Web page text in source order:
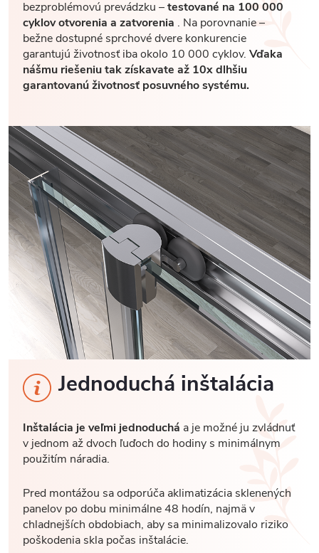
bezproblémovú prevádzku –testované na 100 000
cyklov otvorenia a zatvorenia . Na porovnanie –
bežne dostupné sprchové dvere konkurencie
garantujú životnosť iba okolo 10 000 cyklov. Vďaka
nášmu riešeniu tak získavate až 10x dlhšiu
garantovanú životnosť posuvného systému.
Jednoduchá inštalácia
Inštalácia je veľmi jednoduchá a je možné ju zvládnuť
v jednom až dvoch ľuďoch do hodiny s minimálnym
použitím náradia.
Pred montážou sa odporúča aklimatizácia sklenených
panelov po dobu minimálne 48 hodín, najmä v
chladnejších obdobiach, aby sa minimalizovalo riziko
poškodenia skla počas inštalácie.